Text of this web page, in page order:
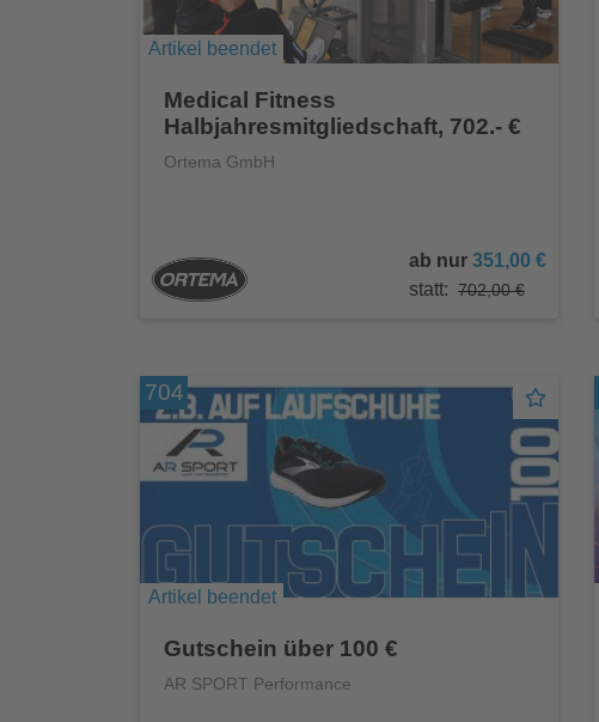
Artikel beendet
Medical Fitness
Halbjahresmitgliedschaft, 702.- €
Ortema GmbH
ab nur 351,00 €
statt: 702,00 €
704
Artikel beendet
Gutschein über 100 €
AR SPORT Performance